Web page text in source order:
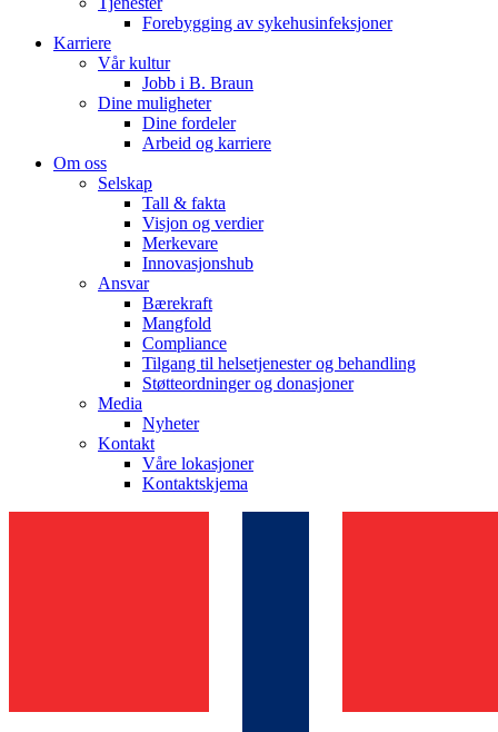
La oss drive innovasjon innen medisinsk ​teknologi sammen.
Kontakt
Forebygging av sykehusinfeksjoner
Karriere
Vår kultur
Jobb i B. Braun
Dine muligheter
Dine fordeler
Arbeid og karriere
Om oss
Selskap
Tall & fakta
Visjon og verdier
Merkevare
Innovasjonshub
Ansvar
Bærekraft
Mangfold
Compliance
Tilgang til helsetjenester og behandling
Støtteordninger og donasjoner
Media
Nyheter
Kontakt
Våre lokasjoner
Kontaktskjema